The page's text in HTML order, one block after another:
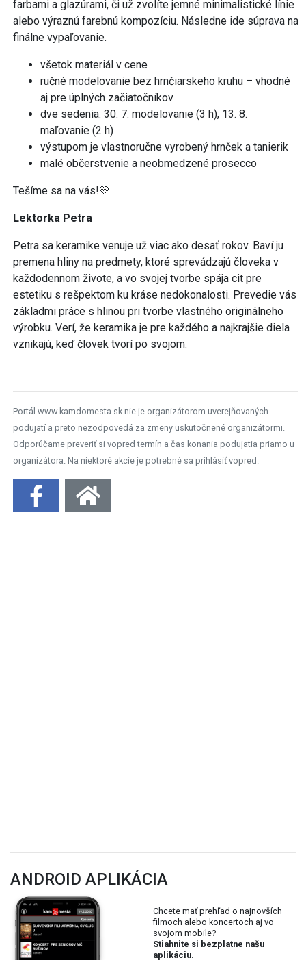
farbami a glazúrami, či už zvolíte jemné minimalistické línie
alebo výraznú farebnú kompozíciu. Následne ide súprava na
finálne vypaľovanie.
všetok materiál v cene
ručné modelovanie bez hrnčiarskeho kruhu – vhodné
aj pre úplných začiatočníkov
dve sedenia: 30. 7. modelovanie (3 h), 13. 8.
maľovanie (2 h)
výstupom je vlastnoručne vyrobený hrnček a tanierik
malé občerstvenie a neobmedzené prosecco
Tešíme sa na vás!💛
Lektorka Petra
Petra sa keramike venuje už viac ako desať rokov. Baví ju
premena hliny na predmety, ktoré sprevádzajú človeka v
každodennom živote, a vo svojej tvorbe spája cit pre
estetiku s rešpektom ku kráse nedokonalosti. Prevedie vás
základmi práce s hlinou pri tvorbe vlastného originálneho
výrobku. Verí, že keramika je pre každého a najkrajšie diela
vznikajú, keď človek tvorí po svojom.
Portál www.kamdomesta.sk nie je organizátorom uverejňovaných
podujatí a preto nezodpovedá za zmeny uskutočnené organizátormi.
Odporúčame preveriť si vopred termín a čas konania podujatia priamo u
organizátora. Na niektoré akcie je potrebné sa prihlásiť vopred.
ANDROID APLIKÁCIA
Chcete mať prehľad o najnovších
filmoch alebo koncertoch aj vo
svojom mobile?
Stiahnite si bezplatne našu
aplikáciu.